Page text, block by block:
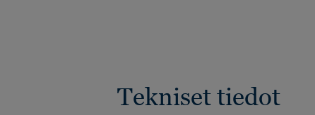
Tekniset tiedot